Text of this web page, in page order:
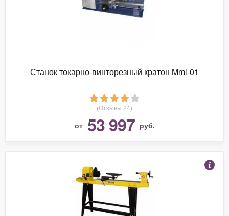
Станок токарно-винторезный кратон Mml-01
(Отзывы 24)
от 53 997 руб.